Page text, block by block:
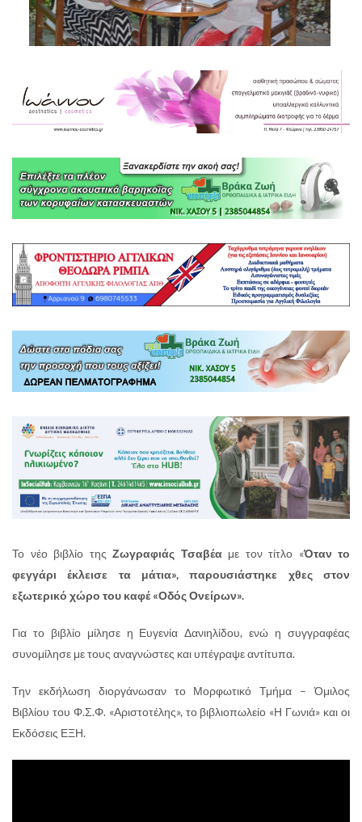
Το νέο βιβλίο της Ζωγραφιάς Τσαβέαμε τον τίτλο «Όταν το
φεγγάρι έκλεισε τα μάτια», παρουσιάστηκε χθες στον
εξωτερικό χώρο του καφέ «Οδός Ονείρων».
Για το βιβλίο μίλησε η Ευγενία Δανιηλίδου, ενώ η συγγραφέας
συνομίλησε με τους αναγνώστες και υπέγραψε αντίτυπα.
Την εκδήλωση διοργάνωσαν το Μορφωτικό Τμήμα – Όμιλος
Βιβλίου του Φ.Σ.Φ. «Αριστοτέλης», το βιβλιοπωλείο «Η Γωνιά» και οι
Εκδόσεις ΕΞΗ.